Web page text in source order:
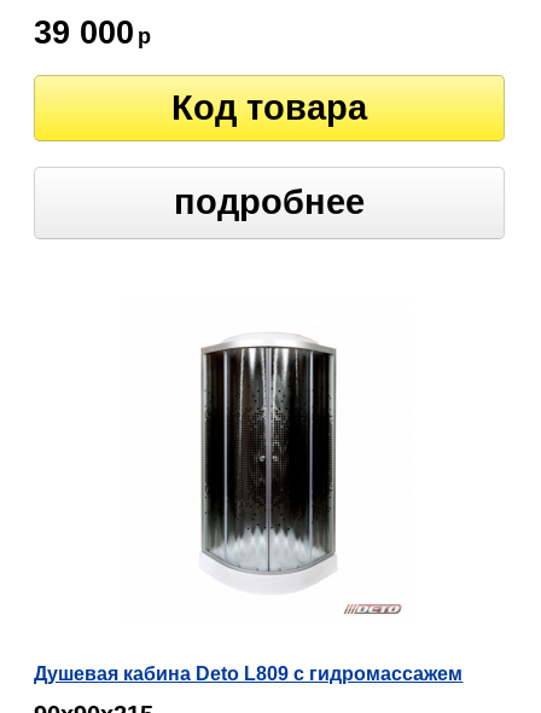
39 000 р
Код товара
подробнее
Душевая кабина Deto L809 с гидромассажем